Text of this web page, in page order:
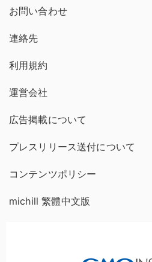
お問い合わせ
連絡先
利用規約
運営会社
広告掲載について
プレスリリース送付について
コンテンツポリシー
michill 繁體中文版